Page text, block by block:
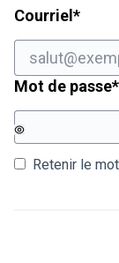
Courriel *
Mot de passe*
Retenir le